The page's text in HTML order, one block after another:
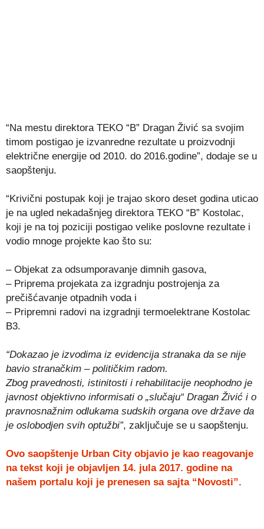
“Na mestu direktora TEKO “B” Dragan Živić sa svojim
timom postigao je izvanredne rezultate u proizvodnji
električne energije od 2010. do 2016.godine”, dodaje se u
saopštenju.
“Krivični postupak koji je trajao skoro deset godina uticao
je na ugled nekadašnjeg direktora TEKO “B” Kostolac,
koji je na toj poziciji postigao velike poslovne rezultate i
vodio mnoge projekte kao što su:
– Objekat za odsumporavanje dimnih gasova,
– Priprema projekata za izgradnju postrojenja za
prečišćavanje otpadnih voda i
– Pripremni radovi na izgradnji termoelektrane Kostolac
B3.
“Dokazao je izvodima iz evidencija stranaka da se nije
bavio stranačkim – političkim radom.
Zbog pravednosti, istinitosti i rehabilitacije neophodno je
javnost objektivno informisati o „slučaju“ Dragan Živić i o
pravnosnažnim odlukama sudskih organa ove države da
je oslobodjen svih optužbi”, zaključuje se u saopštenju.
Ovo saopštenje Urban City objavio je kao reagovanje
na tekst koji je objavljen 14. jula 2017. godine na
našem portalu koji je prenesen sa sajta “Novosti”.